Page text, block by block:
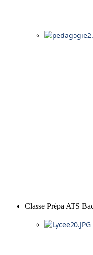
Classe Prépa ATS